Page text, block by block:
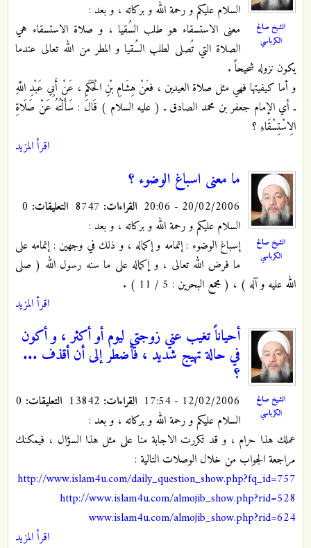
الشيخ صالح
الكرباسي
السلام عليكم و رحمة الله و بركاته ، و بعد :
معنى الاستسقاء هو طلب السُقيا ، و صلاة الاستسقاء هي
الصلاة التي تُصلى لطلب السُقيا و المطر من الله تعالى عندما
يكون نزوله شحيحاً .
و أما كيفيتها فهي مثل صلاة العيدين ، فعَنْ هِشَامِ بْنِ الْحَكَمِ ، عَنْ ‏أَبِي عَبْدِ اللَّهِ
ـ أي الإمام جعفر بن محمد الصادق ـ ( عليه السلام ) قَالَ : سَأَلْتُهُ عَنْ صَلَاةِ
الِاسْتِسْقَاءِ ؟
اقرأ المزيد
الشيخ صالح
الكرباسي
ما معنى اسباغ الوضوء ؟
20/02/2006 - 20:06 القراءات: التعليقات:
السلام عليكم و رحمة الله و بركاته ، و بعد :
إسباغ الوضوء : إتمامه و إكماله ، و ذلك في وجهين : إتمامه على
ما فرض الله تعالى ، و إكماله على ما سنه رسول الله ( صلى
الله عليه و آله ) ، ( مجمع البحرين : 5 / 11 ) .
اقرأ المزيد
الشيخ صالح
الكرباسي
أحياناً تغيب عني زوجتي ليوم أو أكثر ، و أكون
في حالة تهيج شديد ، فأضطر إلى أن أقذف ...
؟
12/02/2006 - 17:54 القراءات: التعليقات:
السلام عليكم و رحمة الله و بركاته ، و بعد :
عملك هذا حرام ، و قد تكررت الاجابة منا على مثل هذا السؤال ، فيمكنك
مراجعة الجواب من خلال الوصلات التالية :
http://www.islam4u.com/daily_question_show.php?fq_id=757
http://www.islam4u.com/almojib_show.php?rid=528
www.islam4u.com/almojib_show.php?rid=624
اقرأ المزيد